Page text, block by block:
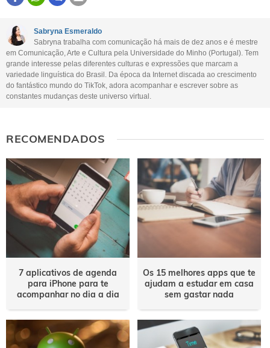
Este conteúdo contém informação incorreta
Este conteúdo não tem a informação que procuro
Outro
Sabryna Esmeraldo
Sabryna trabalha com comunicação há mais de dez anos e é mestre
em Comunicação, Arte e Cultura pela Universidade do Minho (Portugal). Tem
grande interesse pelas diferentes culturas e expressões que marcam a
variedade linguística do Brasil. Da época da Internet discada ao crescimento
do fantástico mundo do TikTok, adora acompanhar e escrever sobre as
constantes mudanças deste universo virtual.
RECOMENDADOS
7 aplicativos de agenda
para iPhone para te
acompanhar no dia a dia
Os 15 melhores apps que te
ajudam a estudar em casa
sem gastar nada